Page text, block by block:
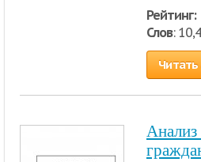
Рейтинг:
Слов: